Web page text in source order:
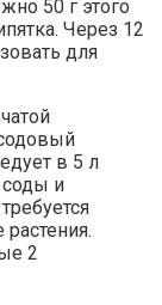
50 г этого
Через 12
для
в 5 л
соды и
2